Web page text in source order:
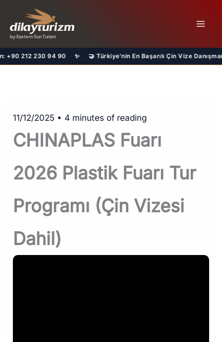
atla
by Eastern Sun Turizm
90 ✨ 🤝 Türkiye'nin En Başarılı Çin Vize Danışmanı Acentesiyiz
11/12/2025 • 4 minutes of reading
CHINAPLAS Fuarı
2026 Plastik Fuarı Tur
Programı (Çin Vizesi
Dahil)